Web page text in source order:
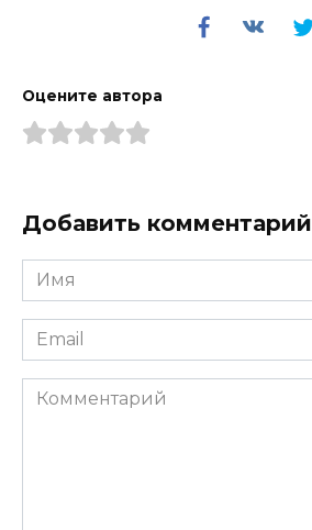
Оцените автора
Добавить комментарий
Имя
*
Email
*
Комментарий